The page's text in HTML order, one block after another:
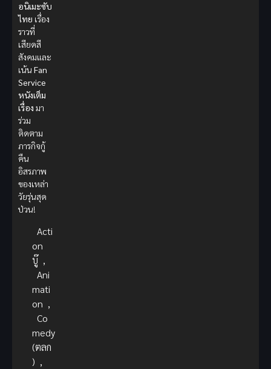
อนิเมะซับ
ไทย เรื่อง
ราวที่
เสียดสี
สังคมและ
เน้น Fan
Service
หนังเต็ม
เรื่อง มา
ร่วม
ติดตาม
ภารกิจกู้
คืน
อิสรภาพ
ของเหล่า
วัยรุ่นสุด
ป่วน!
Acti
on
บู๊ ,
Ani
mati
on ,
Co
medy
(ตลก
) ,